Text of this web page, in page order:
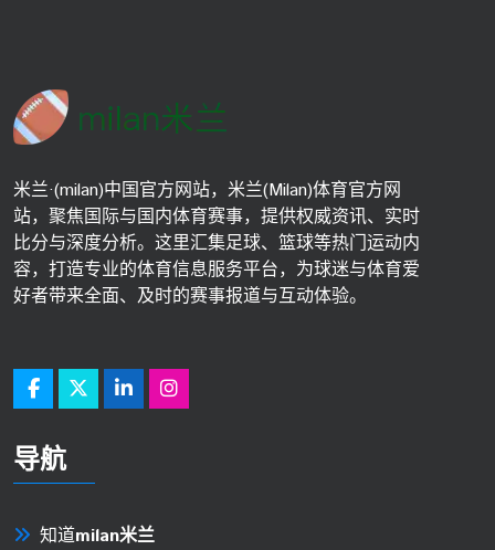
米兰·(milan)中国官方网站，米兰(Milan)体育官方网
站，聚焦国际与国内体育赛事，提供权威资讯、实时
比分与深度分析。这里汇集足球、篮球等热门运动内
容，打造专业的体育信息服务平台，为球迷与体育爱
好者带来全面、及时的赛事报道与互动体验。
导航
知道milan米兰